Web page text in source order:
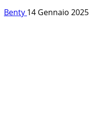
Benty 14 Gennaio 2025